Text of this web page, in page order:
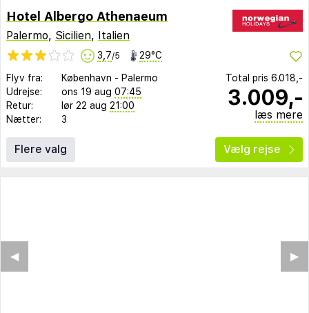
Hotel Albergo Athenaeum
Palermo, Sicilien, Italien
3,7/5 29°C
Flyv fra: København - Palermo
Udrejse:
ons 19 aug 07:45
Retur:
lør 22 aug 21:00
Nætter:
3
Total pris 6.018,-
3.009,-
læs mere
Flere valg Vælg rejse
▶︎
◀︎